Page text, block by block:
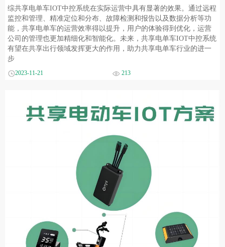
综共享电单车IOT中控系统在实际运营中具有显著的效果。通过远程
监控和管理、精准定位和分布、故障检测和报告以及数据分析等功
能，共享电单车的运营效率得以提升，用户的体验得到优化，运营
公司的管理也更加精细化和智能化。未来，共享电单车IOT中控系统
有望在共享出行领域发挥更大的作用，助力共享电单车行业的进一
步
2023-11-21 213